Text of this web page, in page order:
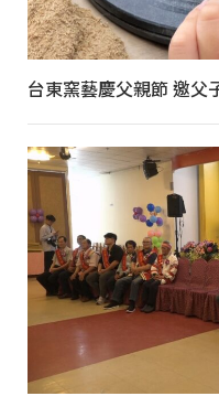
台東窯藝慶父親節 邀父